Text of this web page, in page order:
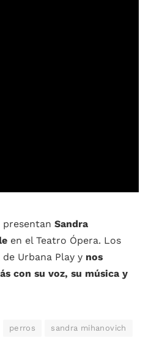
presentan Sandra
en el Teatro Ópera. Los
Urbana Play y nos
con su voz, su música y
perros sandra mihanovich